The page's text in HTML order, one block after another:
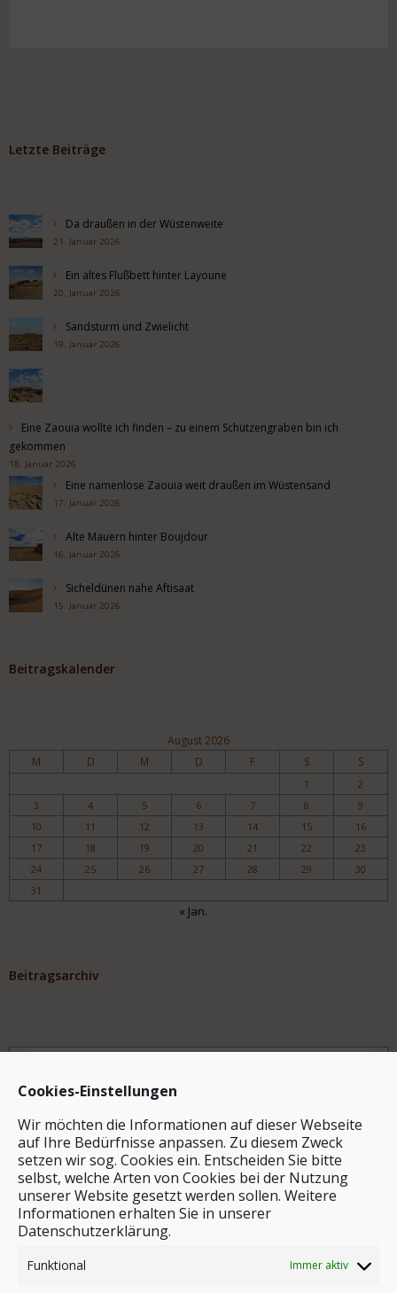
Cookies-Einstellungen
Wir möchten die Informationen auf dieser Webseite
auf Ihre Bedürfnisse anpassen. Zu diesem Zweck
setzen wir sog. Cookies ein. Entscheiden Sie bitte
selbst, welche Arten von Cookies bei der Nutzung
unserer Website gesetzt werden sollen. Weitere
Informationen erhalten Sie in unserer
Datenschutzerklärung.
Funktional Immer aktiv
Letzte Beiträge
Da draußen in der Wüstenweite
21. Januar 2026
Ein altes Flußbett hinter Layoune
20. Januar 2026
Sandsturm und Zwielicht
19. Januar 2026
Eine Zaouia wollte ich finden – zu einem Schützengraben bin ich
gekommen
18. Januar 2026
Eine namenlose Zaouia weit draußen im Wüstensand
17. Januar 2026
Alte Mauern hinter Boujdour
16. Januar 2026
Sicheldünen nahe Aftisaat
15. Januar 2026
Beitragskalender
August 2026
M D M D F S S
1
2
3
4 5 6 7 8
9
10
11 12 13 14 15
16
17
18 19 20 21 22
23
24
25 26 27 28 29
30
31
« Jan.
Beitragsarchiv
Archiv
Stichwortsuche